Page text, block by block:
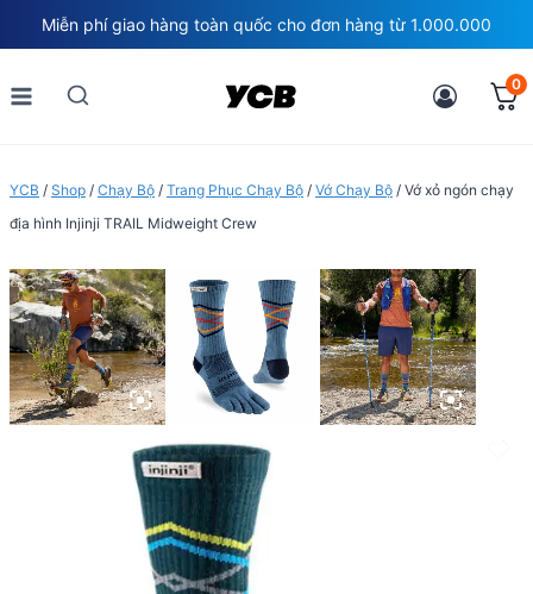
to
content
Miễn phí giao hàng toàn quốc cho đơn hàng từ 1.000.000
0
YCB / Shop / Chạy Bộ / Trang Phục Chạy Bộ / Vớ Chạy Bộ / Vớ xỏ ngón chạy
địa hình Injinji TRAIL Midweight Crew